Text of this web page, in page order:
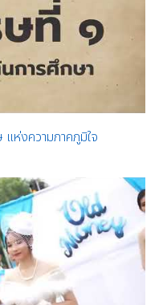
ห่งความภาคภูมิใจ